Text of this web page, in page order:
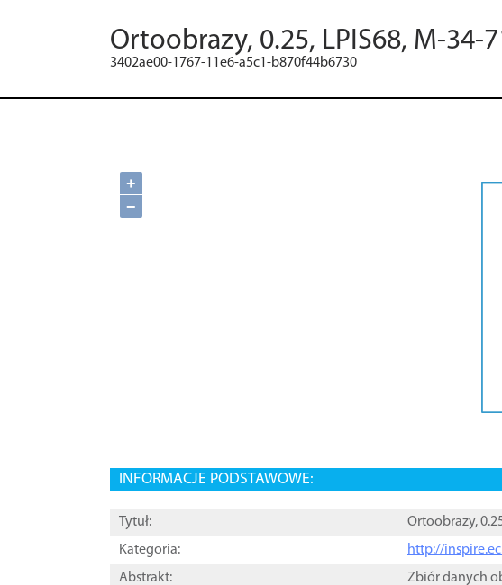
Ortoobrazy, 0.25, LPIS68, M-34-
3402ae00-1767-11e6-a5c1-b870f44b6730
+
−
INFORMACJE PODSTAWOWE:
Tytuł:
Ortoobrazy,
Kategoria:
http://
Abstrakt:
Zbiór danych